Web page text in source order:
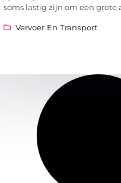
soms lastig zijn om een grote
Vervoer En Transport